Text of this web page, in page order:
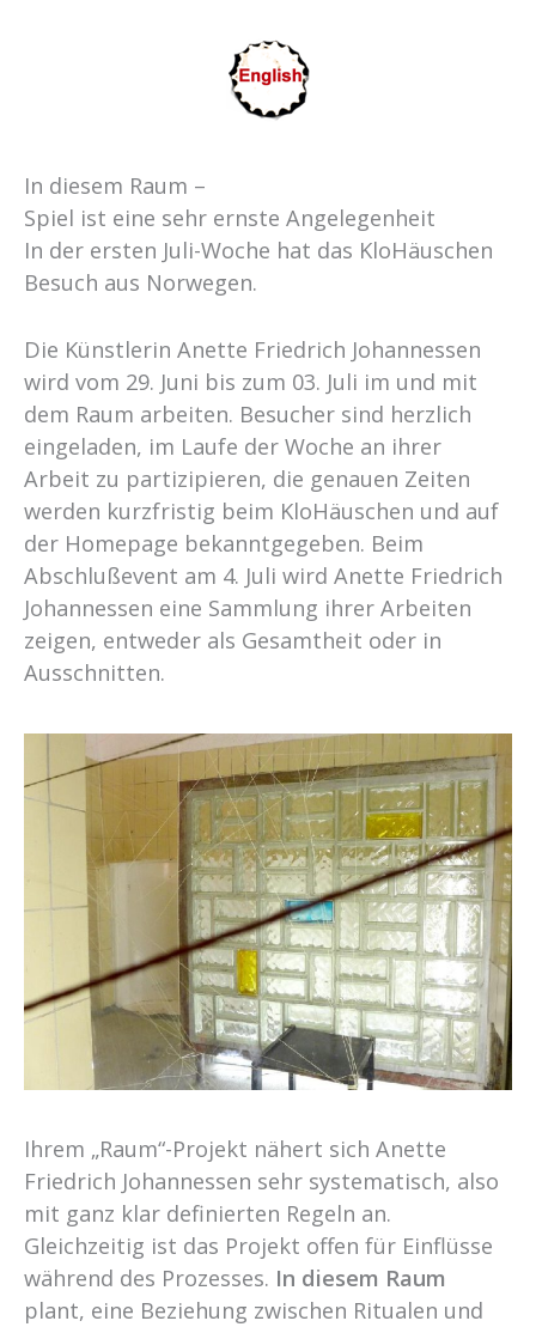
In diesem Raum –
Spiel ist eine sehr ernste Angelegenheit
In der ersten Juli-Woche hat das KloHäuschen
Besuch aus Norwegen.
Die Künstlerin Anette Friedrich Johannessen
wird vom 29. Juni bis zum 03. Juli im und mit
dem Raum arbeiten. Besucher sind herzlich
eingeladen, im Laufe der Woche an ihrer
Arbeit zu partizipieren, die genauen Zeiten
werden kurzfristig beim KloHäuschen und auf
der Homepage bekanntgegeben. Beim
Abschlußevent am 4. Juli wird Anette Friedrich
Johannessen eine Sammlung ihrer Arbeiten
zeigen, entweder als Gesamtheit oder in
Ausschnitten.
Ihrem „Raum“-Projekt nähert sich Anette
Friedrich Johannessen sehr systematisch, also
mit ganz klar definierten Regeln an.
Gleichzeitig ist das Projekt offen für Einflüsse
während des Prozesses. In diesem Raum
plant, eine Beziehung zwischen Ritualen und